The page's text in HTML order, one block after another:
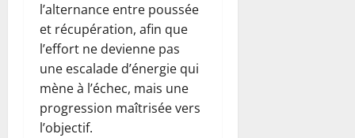
l’alternance entre poussée
et récupération, afin que
l’effort ne devienne pas
une escalade d’énergie qui
mène à l’échec, mais une
progression maîtrisée vers
l’objectif.